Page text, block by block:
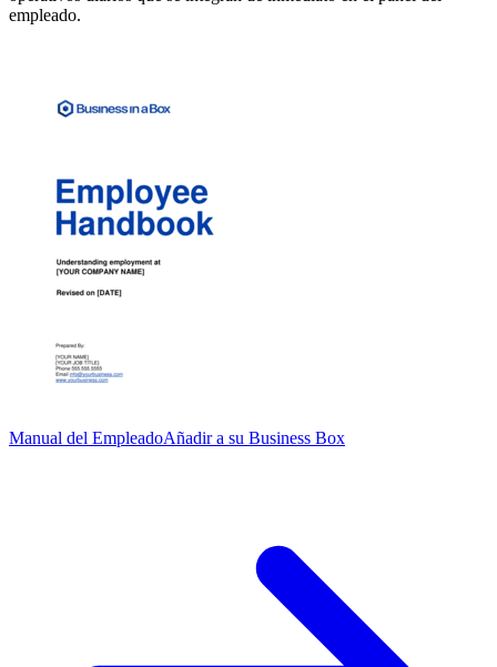
empleado.
Manual del EmpleadoAñadir a su Business Box